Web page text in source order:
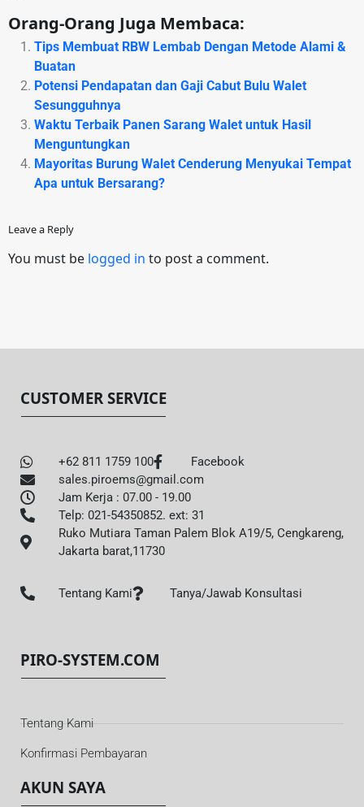
Orang-Orang Juga Membaca:
Tips Membuat RBW Lembab Dengan Metode Alami &
Buatan
Potensi Pendapatan dan Gaji Cabut Bulu Walet
Sesungguhnya
Waktu Terbaik Panen Sarang Walet untuk Hasil
Menguntungkan
Mayoritas Burung Walet Cenderung Menyukai Tempat
Apa untuk Bersarang?
Leave a Reply
You must be logged in to post a comment.
CUSTOMER SERVICE
+62 811 1759 100
Facebook
sales.piroems@gmail.com
Jam Kerja : 07.00 - 19.00
Telp: 021-54350852. ext: 31
Ruko Mutiara Taman Palem Blok A19/5, Cengkareng,
Jakarta barat,11730
Tentang Kami Tanya/Jawab Konsultasi
PIRO-SYSTEM.COM
Tentang Kami
Konfirmasi Pembayaran
AKUN SAYA